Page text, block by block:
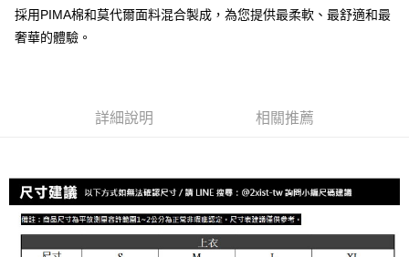
【關於「AFTEE先享後付」】
便利好安心！
【「AFTEE先享後付」結帳流程】
３．收到繳費通知簡訊後14天內，點擊此簡訊中的連結，可透過四大超商／
ATM／網路銀行／等多元方式進行付款，方視為交易完成。
※ 請注意：結帳手續完成當下不需立刻繳費，但若您需要取消訂單，請聯絡
購買商品的店家。未經商家同意取消之訂單仍視為有效，需透過AFTEE先享
ATM付款
每筆NT$80，滿NT$1,200(含以上)免運費
每筆NT$80，滿NT$1,200(含以上)免運費
7-11取貨付款
每筆NT$80，滿NT$1,200(含以上)免運費
採用PIMA棉和莫代爾面料混合製成，為您提供最柔軟、最舒適和最
奢華的體驗。
詳細說明 相關推薦